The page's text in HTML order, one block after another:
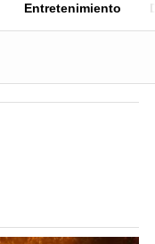
Entretenimiento